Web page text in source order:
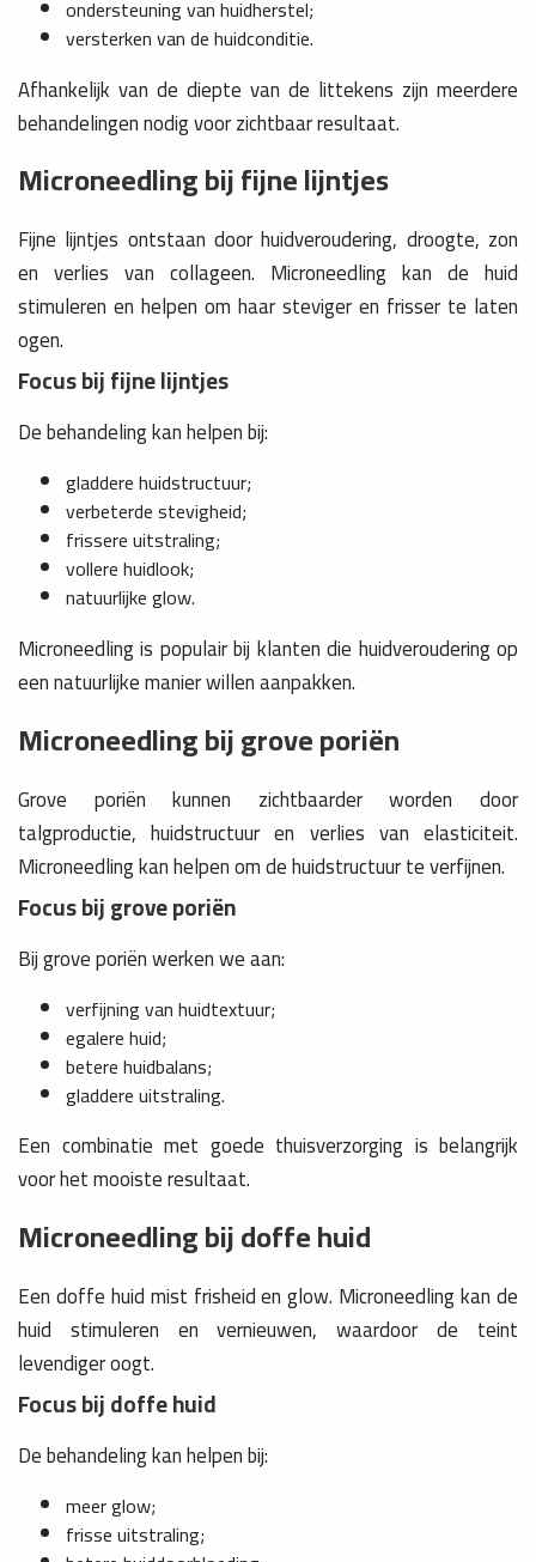
ondersteuning van huidherstel;
versterken van de huidconditie.
Afhankelijk van de diepte van de littekens zijn meerdere
behandelingen nodig voor zichtbaar resultaat.
Microneedling bij fijne lijntjes
Fijne lijntjes ontstaan door huidveroudering, droogte, zon
en verlies van collageen. Microneedling kan de huid
stimuleren en helpen om haar steviger en frisser te laten
ogen.
Focus bij fijne lijntjes
De behandeling kan helpen bij:
gladdere huidstructuur;
verbeterde stevigheid;
frissere uitstraling;
vollere huidlook;
natuurlijke glow.
Microneedling is populair bij klanten die huidveroudering op
een natuurlijke manier willen aanpakken.
Microneedling bij grove poriën
Grove poriën kunnen zichtbaarder worden door
talgproductie, huidstructuur en verlies van elasticiteit.
Microneedling kan helpen om de huidstructuur te verfijnen.
Focus bij grove poriën
Bij grove poriën werken we aan:
verfijning van huidtextuur;
egalere huid;
betere huidbalans;
gladdere uitstraling.
Een combinatie met goede thuisverzorging is belangrijk
voor het mooiste resultaat.
Microneedling bij doffe huid
Een doffe huid mist frisheid en glow. Microneedling kan de
huid stimuleren en vernieuwen, waardoor de teint
levendiger oogt.
Focus bij doffe huid
De behandeling kan helpen bij:
meer glow;
frisse uitstraling;